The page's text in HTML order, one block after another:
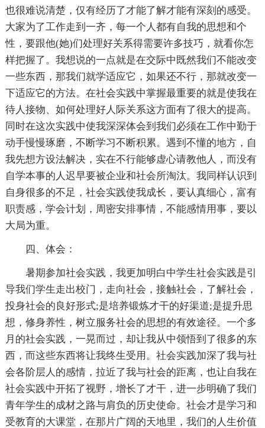
也很难说清楚，仅有经历了才能了解才能有深刻的感受。
大家为了工作走到一齐，每一个人都有自我的思想和个
性，要跟他(她)们处理好关系得需要许多技巧，就看你怎
样把握了。我想说的一点就是在交际中既然我们不能改变
一些东西，那我们就学适应它，如果还不行，那就改变一
下适应它的方法。在社会实践中掌握最重要的就是使我在
待人接物、如何处理好人际关系这方面有了很大的提高。
同时在这次实践中使我深深体会到我们必须在工作中勤于
动手慢慢琢磨，不断学习不断积累。遇到不懂的地方，自
我先想方设法解决，实在不行能够虚心请教他人，而没有
自学本事的人迟早要被企业和社会所淘汰。我同样认识到
自身很多的不足，社会实践使我成长，要认真细心，富有
职责感，学会计划，周密安排事情，不能感情用事，要以
大局为重。
四、体会：
暑期参加社会实践，我更加明白中学生社会实践是引
导我们学生走出校门，走向社会，接触社会，了解社会，
投身社会的良好形式;是培养锻炼才干的好渠道;是提升思
想，修身养性，树立服务社会的思想的有效途径。一个多
月的社会实践，一晃而过，却让我从中领悟到了很多的东
西，而这些东西将让我终生受用。社会实践加深了我与社
会各阶层人的感情，拉近了我与社会的距离，也让自我在
社会实践中开拓了视野，增长了才干，进一步明确了我们
青年学生的成材之路与肩负的历史使命。社会才是学习和
受教育的大课堂，在那片广阔的天地里，我们的人生价值